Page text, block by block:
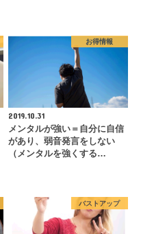
お得情報
2019.10.31
メンタルが強い＝自分に自信
があり、弱音発言をしない
（メンタルを強くする…
バストアップ